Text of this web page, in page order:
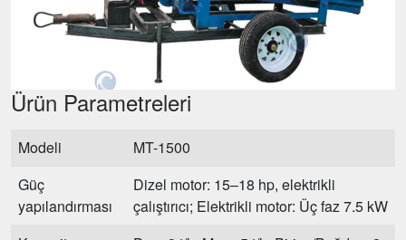
Ürün Parametreleri
Modeli
MT-1500
Güç
yapılandırması
Dizel motor: 15–18 hp, elektrikli
çalıştırıcı; Elektrikli motor: Üç faz 7.5 kW